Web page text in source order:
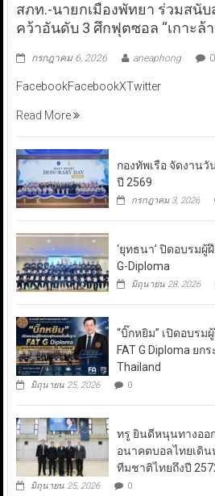
สภท.-นายกเมืองพัทยา ร่วมสนับ
คว้าอันดับ 3 ศึกฟุตซอล “เกาะล้
กรกฎาคม 6, 2026 aneaphong 0
FacebookFacebookXTwitter
Read More
กองทัพเรือ จัดงาน
ปี 2569
กรกฎาคม 3, 2026
‘ยุทธนา’ ปิดอบรม
G-Diploma
มิถุนายน 28, 2026
“บิ๊กหยิม” เปิดอบร
FAT G Diploma ย
Thailand
มิถุนายน 25, 2026 0
ทรู ยินดีหนุนทางออ
อนาคตบอลไทยเดิ
ทีมชาติไทยถึงปี
มิถุนายน 25, 2026 0